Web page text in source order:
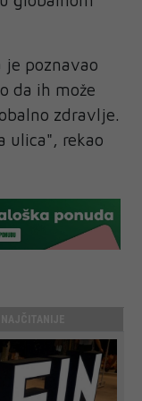
je poznavao
da ih može
zdravlje.
ulica", rekao